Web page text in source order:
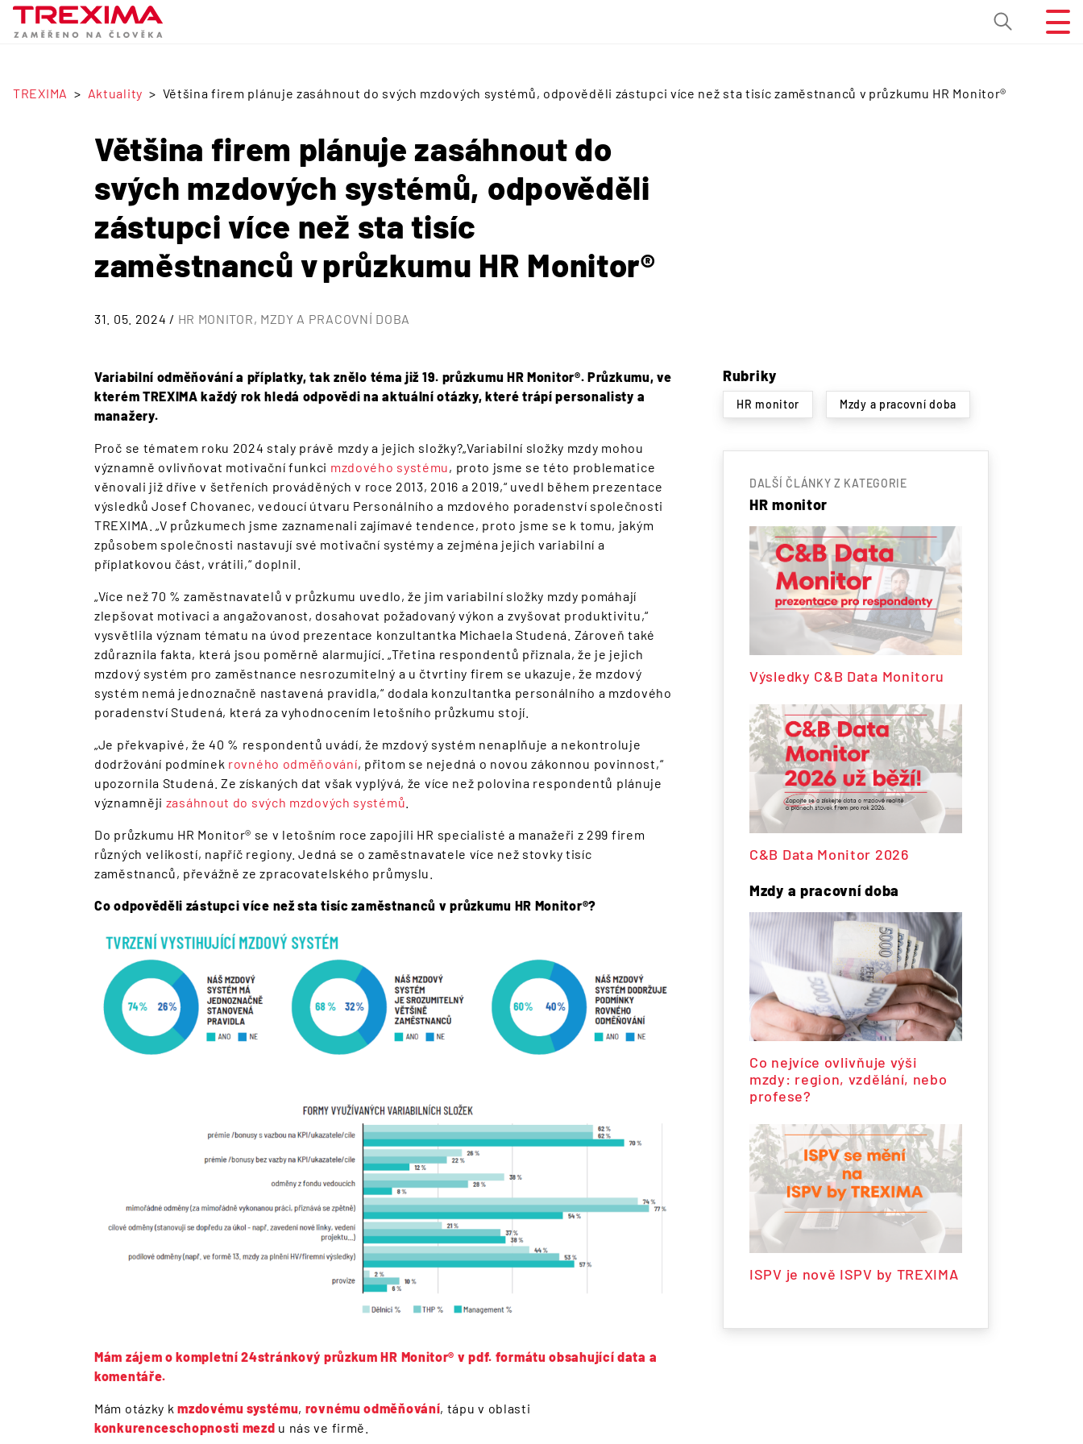
TREXIMA Aktuality Většina firem plánuje zasáhnout do svých mzdových systémů, odpověděli zástupci více než sta tisíc zaměstnanců v průzkumu HR Monitor®
Většina firem plánuje zasáhnout do
svých mzdových systémů, odpověděli
zástupci více než sta tisíc
zaměstnanců v průzkumu HR Monitor®
31. 05. 2024 / HR MONITOR MZDY A PRACOVNÍ DOBA
Variabilní odměňování a příplatky, tak znělo téma již 19. průzkumu HR Monitor®. Průzkumu, ve
kterém TREXIMA každý rok hledá odpovědi na aktuální otázky, které trápí personalisty a
manažery.
Proč se tématem roku 2024 staly právě mzdy a jejich složky?„Variabilní složky mzdy mohou
významně ovlivňovat motivační funkci mzdového systému, proto jsme se této problematice
věnovali již dříve v šetřeních prováděných v roce 2013, 2016 a 2019,“ uvedl během prezentace
výsledků Josef Chovanec, vedoucí útvaru Personálního a mzdového poradenství společnosti
TREXIMA. „V průzkumech jsme zaznamenali zajímavé tendence, proto jsme se k tomu, jakým
způsobem společnosti nastavují své motivační systémy a zejména jejich variabilní a
příplatkovou část, vrátili,“ doplnil.
„Více než 70 % zaměstnavatelů v průzkumu uvedlo, že jim variabilní složky mzdy pomáhají
zlepšovat motivaci a angažovanost, dosahovat požadovaný výkon a zvyšovat produktivitu,“
vysvětlila význam tématu na úvod prezentace konzultantka Michaela Studená. Zároveň také
zdůraznila fakta, která jsou poměrně alarmující. „Třetina respondentů přiznala, že je jejich
mzdový systém pro zaměstnance nesrozumitelný a u čtvrtiny firem se ukazuje, že mzdový
systém nemá jednoznačně nastavená pravidla,“ dodala konzultantka personálního a mzdového
poradenství Studená, která za vyhodnocením letošního průzkumu stojí.
„Je překvapivé, že 40 % respondentů uvádí, že mzdový systém nenaplňuje a nekontroluje
dodržování podmínek rovného odměňování, přitom se nejedná o novou zákonnou povinnost,“
upozornila Studená. Ze získaných dat však vyplývá, že více než polovina respondentů plánuje
významněji zasáhnout do svých mzdových systémů
Do průzkumu HR Monitor® se v letošním roce zapojili HR specialisté a manažeři z 299 firem
různých velikostí, napříč regiony. Jedná se o zaměstnavatele více než stovky tisíc
zaměstnanců, převážně ze zpracovatelského průmyslu.
Co odpověděli zástupci více než sta tisíc zaměstnanců v průzkumu HR Monitor®?
Mám zájem o kompletní 24stránkový průzkum HR Monitor® v pdf. formátu obsahující data a
komentáře.
Mám otázky kmzdovému systému, rovnému odměňování, tápu v oblasti
konkurenceschopnosti mezd u nás ve firmě.
Rubriky
HR monitor Mzdy a pracovní doba
DALŠÍ ČLÁNKY Z KATEGORIE
HR monitor
Výsledky C&B Data Monitoru
C&B Data Monitor 2026
Mzdy a pracovní doba
Co nejvíce ovlivňuje výši
mzdy: region, vzdělání, nebo
profese?
ISPV je nově ISPV by TREXIMA